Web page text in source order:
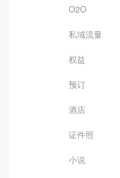
O2O
私域流量
权益
预订
酒店
证件照
小说